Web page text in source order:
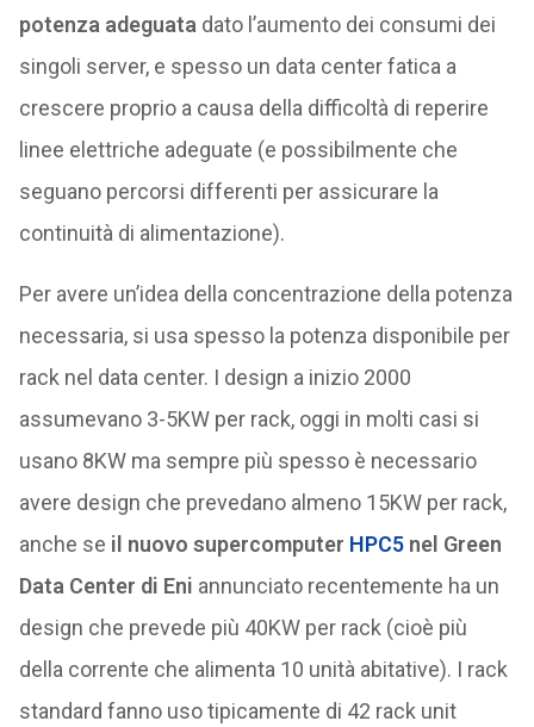
potenza adeguata dato l’aumento dei consumi dei
singoli server, e spesso un data center fatica a
crescere proprio a causa della difficoltà di reperire
linee elettriche adeguate (e possibilmente che
seguano percorsi differenti per assicurare la
continuità di alimentazione).
Per avere un’idea della concentrazione della potenza
necessaria, si usa spesso la potenza disponibile per
rack nel data center. I design a inizio 2000
assumevano 3-5KW per rack, oggi in molti casi si
usano 8KW ma sempre più spesso è necessario
avere design che prevedano almeno 15KW per rack,
anche se il nuovo supercomputer HPC5nel Green
Data Center di Eni annunciato recentemente ha un
design che prevede più 40KW per rack (cioè più
della corrente che alimenta 10 unità abitative). I rack
standard fanno uso tipicamente di 42 rack unit